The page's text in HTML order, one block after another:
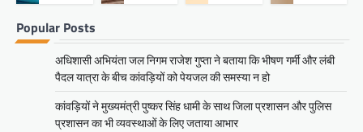
Popular Posts
अधिशासी अभियंता जल निगम राजेश गुप्ता ने बताया कि भीषण गर्मी और लंबी
पैदल यात्रा के बीच कांवड़ियों को पेयजल की समस्या न हो
कांवड़ियों ने मुख्यमंत्री पुष्कर सिंह धामी के साथ जिला प्रशासन और पुलिस
प्रशासन का भी व्यवस्थाओं के लिए जताया आभार